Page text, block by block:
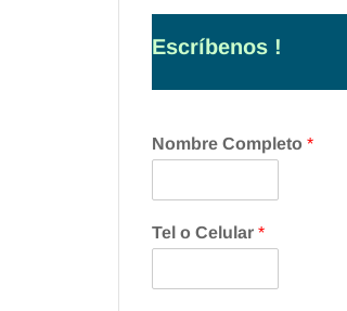
Escríbenos !
Nombre Completo*
Tel o Celular*